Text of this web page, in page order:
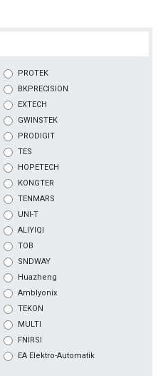
PROTEK
BKPRECISION
EXTECH
GWINSTEK
PRODIGIT
TES
HOPETECH
KONGTER
TENMARS
UNI-T
ALIYIQI
TOB
SNDWAY
Huazheng
Amblyonix
TEKON
MULTI
FNIRSI
EA Elektro-Automatik